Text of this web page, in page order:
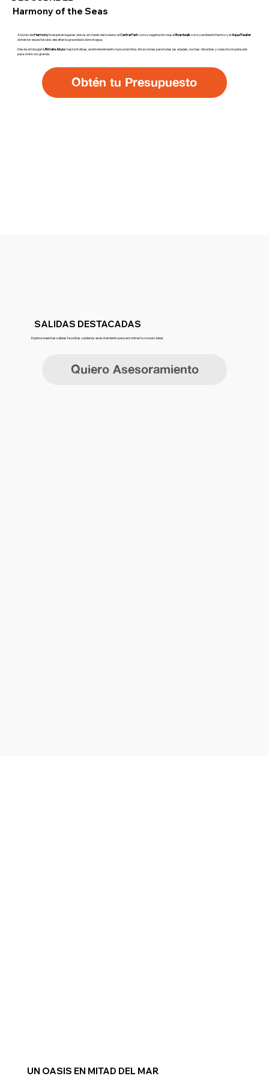
Harmony of the Seas
A bordo delHarmonyte esperan lugares únicos en medio del océano: elCentral Parkcon su vegetación real, elBoardwalkcon su ambiente festivo y elAquaTheater
donde los espectáculos desafían la gravedad sobre el agua.
Desde el tobogánUltimate Abyss hasta tirolinas, el entretenimiento nunca termina. Atracciones para todas las edades, noches vibrantes y cada rincón pensado
para vivirlo a lo grande.
Obtén tu Presupuesto
SALIDAS DESTACADAS
Explora nuestras salidas favoritas o pídenos asesoramiento para encontrar tu crucero ideal.
Quiero Asesoramiento
UN OASIS EN MITAD DEL MAR